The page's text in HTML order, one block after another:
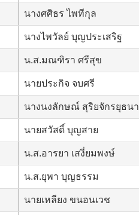
นางศศิธร ไพทีกุล
นางไพวัลย์ บุญประเสริฐ
น.ส.มณฑิรา ศรีสุข
นายประกิจ จบศรี
นางนงลักษณ์ สุริยจักรยุธนา
นายสวัสดิ์ บุญสาย
น.ส.อารยา เสงี่ยมพงษ์
น.ส.ยุพา บุญธรรม
นายเหลียง ขนอนเวช